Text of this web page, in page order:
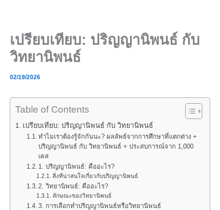
เปรียบเทียบ: ปริญญานิพนธ์ กับ
วิทยานิพนธ์
02/19/2026
Table of Contents
เปรียบเทียบ: ปริญญานิพนธ์ กับ วิทยานิพนธ์
ทำไมเราต้องรู้จักกันนะ? ผลลัพธ์จากการศึกษาที่แตกต่าง +
ปริญญานิพนธ์ กับ วิทยานิพนธ์ + ประสบการณ์จาก 1,000
เคส
1. ปริญญานิพนธ์: คืออะไร?
สิ่งที่น่าสนใจเกี่ยวกับปริญญานิพนธ์
2. วิทยานิพนธ์: คืออะไร?
ลักษณะของวิทยานิพนธ์
3. การเลือกทำปริญญานิพนธ์หรือวิทยานิพนธ์